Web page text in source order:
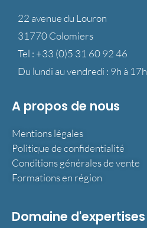
22 avenue du Louron
31770 Colomiers
Tel : +33 (0)5 31 60 92 46
Du lundi au vendredi : 9h à 17h
A propos de nous
Mentions légales
Politique de confidentialité
Conditions générales de vente
Formations en région
Domaine d'expertises